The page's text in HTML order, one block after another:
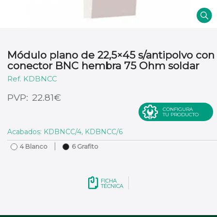
Módulo plano de 22,5×45 s/antipolvo con
conector BNC hembra 75 Ohm soldar
22.81€
KDBNCC
CONFIGURA
TU PRODUCTO
Acabados: KDBNCC/4, KDBNCC/6
4 Blanco 6 Grafito